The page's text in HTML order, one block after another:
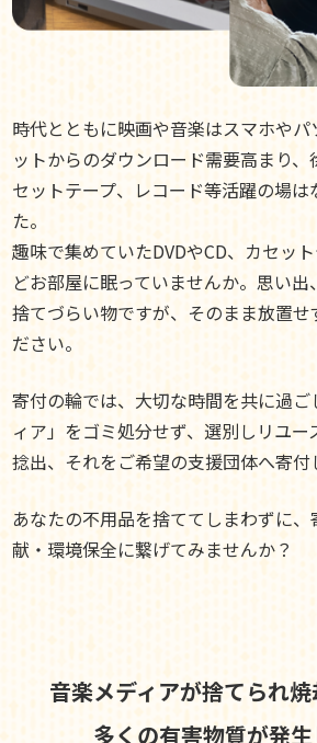
時代とともに映画や音楽はスマホや
ットからのダウンロード需要高まり、
セットテープ、レコード等活躍の場は
た。
趣味で集めていたDVDやCD、カセッ
どお部屋に眠っていませんか。思い出
捨てづらい物ですが、そのまま放置せ
ださい。
寄付の輪では、大切な時間を共に過
ィア」をゴミ処分せず、選別しリユー
捻出、それをご希望の支援団体へ寄付
あなたの不用品を捨ててしまわずに
献・環境保全に繋げてみませんか？
音楽メディアが捨てられ焼
多くの有害物質が発生